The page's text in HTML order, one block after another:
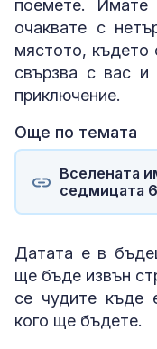
поемете.
очаквате с
мястото, където
свързва с вас и
приключение.
Още по темата
Вселената
седмицата
Датата е в
ще бъде извън
се чудите къде
кого ще бъдете.